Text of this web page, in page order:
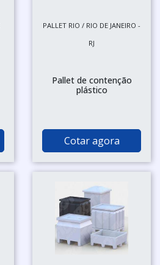
PALLET RIO / RIO DE JANEIRO -
RJ
Pallet de contenção
plástico
Cotar agora